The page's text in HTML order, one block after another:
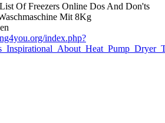
Of Freezers Online Dos And Don'ts
Mit 8Kg
index.php?